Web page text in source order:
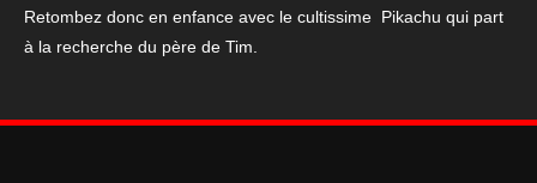
Retombez donc en enfance avec le cultissime Pikachu qui part
à la recherche du père de Tim.